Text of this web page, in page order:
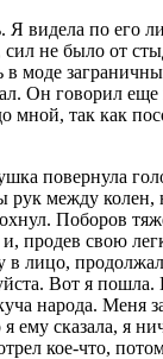
видела по его
не было от
моде
Он говорил
так как
повернула
рук между колен,
Поборов
и, продев свою
в лицо,
Вот я
народа. Меня
ему сказала, я
кое‑что,